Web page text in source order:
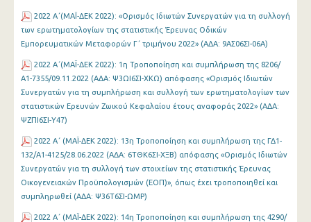
2022 Α΄(MAΪ-ΔΕΚ 2022): «Ορισμός Ιδιωτών Συνεργατών για τη συλλογή
των ερωτηματολογίων της στατιστικής Έρευνας Οδικών
Εμπορευματικών Μεταφορών Γ΄ τριμήνου 2022» (ΑΔΑ: 9ΑΣ06ΣΙ-06Α)
2022 Α΄(MAΪ-ΔΕΚ 2022): 1η Τροποποίηση και συμπλήρωση της 8206/
Α1-7355/09.11.2022 (ΑΔΑ: Ψ3ΩΙ6ΣΙ-ΧΚΩ) απόφασης «Ορισμός Ιδιωτών
Συνεργατών για τη συμπλήρωση και συλλογή των ερωτηματολογίων των
στατιστικών Ερευνών Ζωικού Κεφαλαίου έτους αναφοράς 2022» (ΑΔΑ:
ΨΖΠΙ6ΣΙ-Υ47)
2022 Α΄ (MAΪ-ΔΕΚ 2022): 13η Τροποποίηση και συμπλήρωση της ΓΔ1-
132/Α1-4125/28.06.2022 (ΑΔΑ: 6ΤΘΚ6ΣΙ-ΧΞΒ) απόφασης «Ορισμός Ιδιωτών
Συνεργατών για τη συλλογή των στοιχείων της στατιστικής Έρευνας
Οικογενειακών Προϋπολογισμών (ΕΟΠ)», όπως έχει τροποποιηθεί και
συμπληρωθεί (ΑΔΑ: Ψ36Τ6ΣΙ-ΩΜΡ)
2022 Α΄ (MAΪ-ΔΕΚ 2022): 14η Τροποποίηση και συμπλήρωση της 4290/